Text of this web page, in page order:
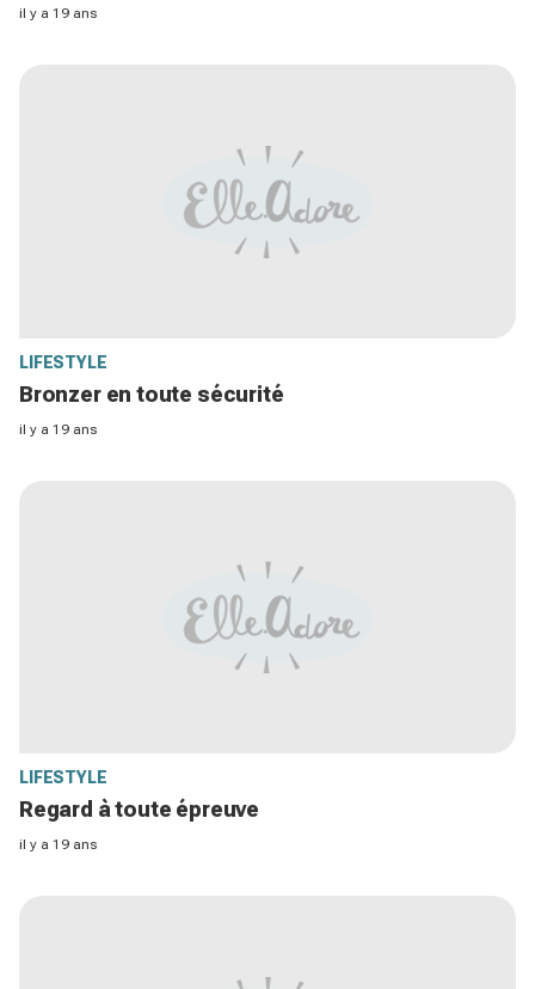
il y a 19 ans
LIFESTYLE
Bronzer en toute sécurité
il y a 19 ans
LIFESTYLE
Regard à toute épreuve
il y a 19 ans